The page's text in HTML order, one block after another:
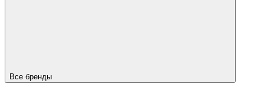
Все бренды